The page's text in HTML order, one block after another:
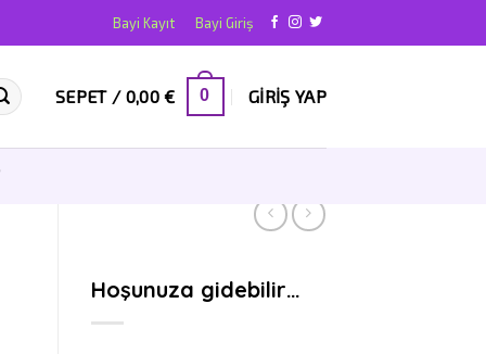
Bayi Kayıt Bayi Giriş
SEPET / 0,00€ 0 GIRIŞ YAP
Hoşunuza gidebilir…